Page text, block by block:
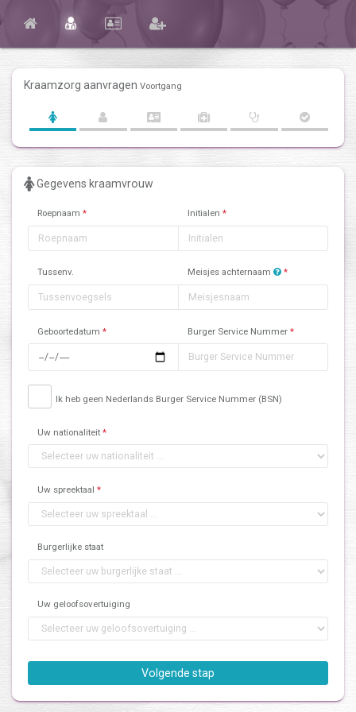
Kraamzorg aanvragen Voortgang
Gegevens kraamvrouw
Roepnaam * Initialen *
Tussenv. Meisjes achternaam *
Geboortedatum * Burger Service Nummer *
Ik heb geen Nederlands Burger Service Nummer (BSN)
Uw nationaliteit *
Uw spreektaal *
Burgerlijke staat
Uw geloofsovertuiging
Volgende stap